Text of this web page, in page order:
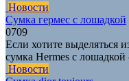
Новости
Сумка гермес с лошадкой
0709
Если хотите выделяться
сумка Hermes с
Новости